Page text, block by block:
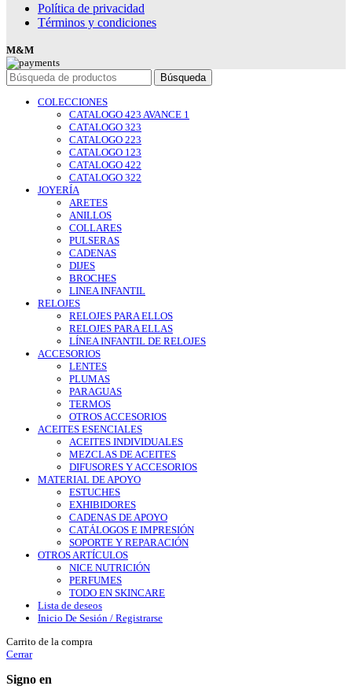
Política de privacidad
Términos y condiciones
M&M
Búsqueda
COLECCIONES
CATALOGO 423 AVANCE 1
CATALOGO 323
CATALOGO 223
CATALOGO 123
CATALOGO 422
CATALOGO 322
JOYERÍA
ARETES
ANILLOS
COLLARES
PULSERAS
CADENAS
DIJES
BROCHES
LINEA INFANTIL
RELOJES
RELOJES PARA ELLOS
RELOJES PARA ELLAS
LÍNEA INFANTIL DE RELOJES
ACCESORIOS
LENTES
PLUMAS
PARAGUAS
TERMOS
OTROS ACCESORIOS
ACEITES ESENCIALES
ACEITES INDIVIDUALES
MEZCLAS DE ACEITES
DIFUSORES Y ACCESORIOS
MATERIAL DE APOYO
ESTUCHES
EXHIBIDORES
CADENAS DE APOYO
CATÁLOGOS E IMPRESIÓN
SOPORTE Y REPARACIÓN
OTROS ARTÍCULOS
NICE NUTRICIÓN
PERFUMES
TODO EN SKINCARE
Lista de deseos
Inicio De Sesión / Registrarse
Carrito de la compra
Cerrar
Signo en